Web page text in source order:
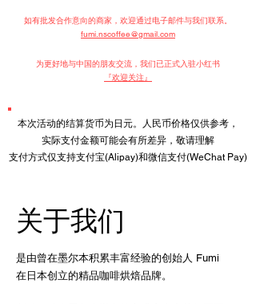
如有批发合作意向的商家，欢迎通过电子邮件与我们联系。
​fumi.nscoffee@gmail.com
为更好地与中国的朋友交流，我们已正式入驻小红书
『欢迎关注』
​本次活动的结算货币为日元。人民币价格仅供参考，
实际支付金额可能会有所差异，敬请理解
支付方式仅支持支付宝(Alipay)和微信支付(WeChat Pay)
关于我们
是由曾在墨尔本积累丰富经验的创始人 Fumi
在日本创立的精品咖啡烘焙品牌。